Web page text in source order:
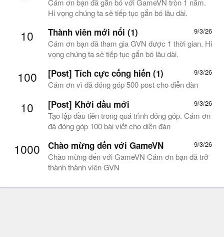
Cám ơn bạn đã gắn bó với GameVN tròn 1 năm.
Hi vọng chúng ta sẽ tiếp tục gắn bó lâu dài.
10 9/3/26
Thành viên mới nổi (1)
Cám ơn bạn đã tham gia GVN được 1 thời gian. Hi
vọng chúng ta sẽ tiếp tục gắn bó lâu dài.
100 9/3/26
[Post] Tích cực cống hiến (1)
Cám ơn vì đã đóng góp 500 post cho diễn đàn
10 9/3/26
[Post] Khởi đầu mới
Tạo lập đầu tiên trong quá trình đóng góp. Cám ơn
đã đóng góp 100 bài viết cho diễn đàn
1000 9/3/26
Chào mừng đến với GameVN
Chào mừng đến với GameVN Cám ơn bạn đã trở
thành thành viên GVN